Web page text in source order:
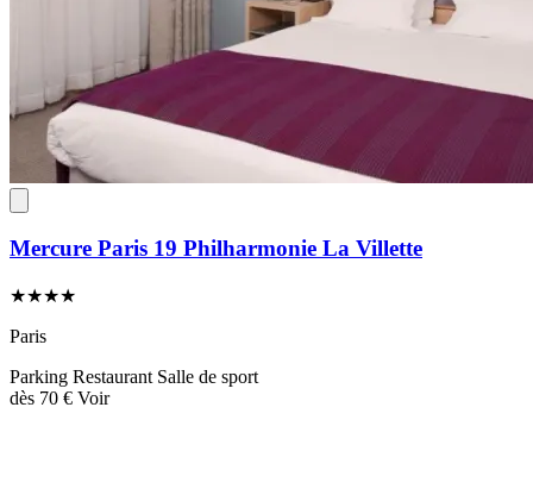
Mercure Paris 19 Philharmonie La Villette
★★★★
Paris
Parking Restaurant Salle de sport
dès 70 € Voir